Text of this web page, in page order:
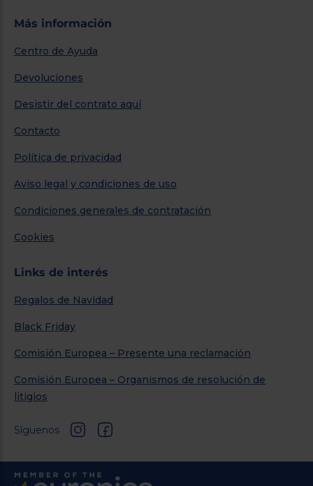
Más información
Centro de Ayuda
Devoluciones
Desistir del contrato aquí
Contacto
Política de privacidad
Aviso legal y condiciones de uso
Condiciones generales de contratación
Cookies
Links de interés
Regalos de Navidad
Black Friday
Comisión Europea – Presente una reclamación
Comisión Europea – Organismos de resolución de
litigios
Síguenos